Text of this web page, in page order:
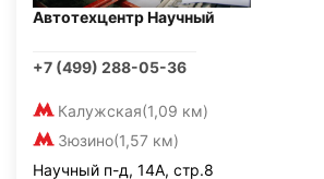
Автотехцентр Научный
+7 (499) 288-05-36
Калужская(1,09 км)
Зюзино(1,57 км)
Научный п-д, 14А, стр.8